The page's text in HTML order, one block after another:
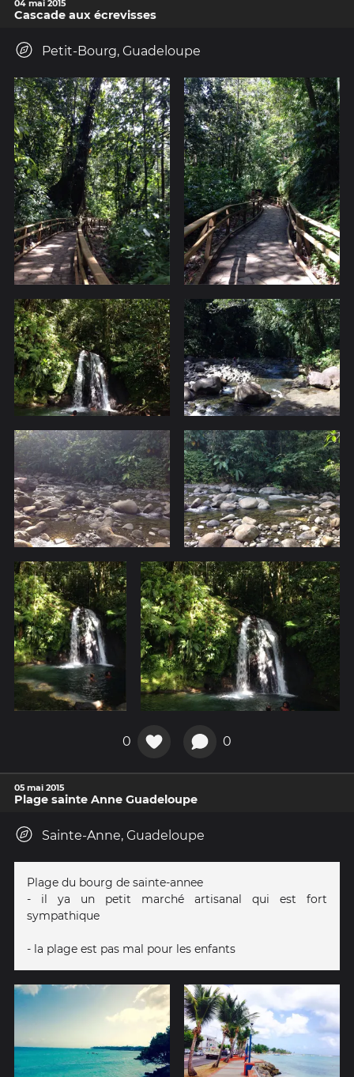
04 mai 2015
Cascade aux écrevisses
Petit-Bourg, Guadeloupe
0 0
05 mai 2015
Plage sainte Anne Guadeloupe
Sainte-Anne, Guadeloupe
Plage du bourg de sainte-annee
- il ya un petit marché artisanal qui est fort
sympathique
- la plage est pas mal pour les enfants